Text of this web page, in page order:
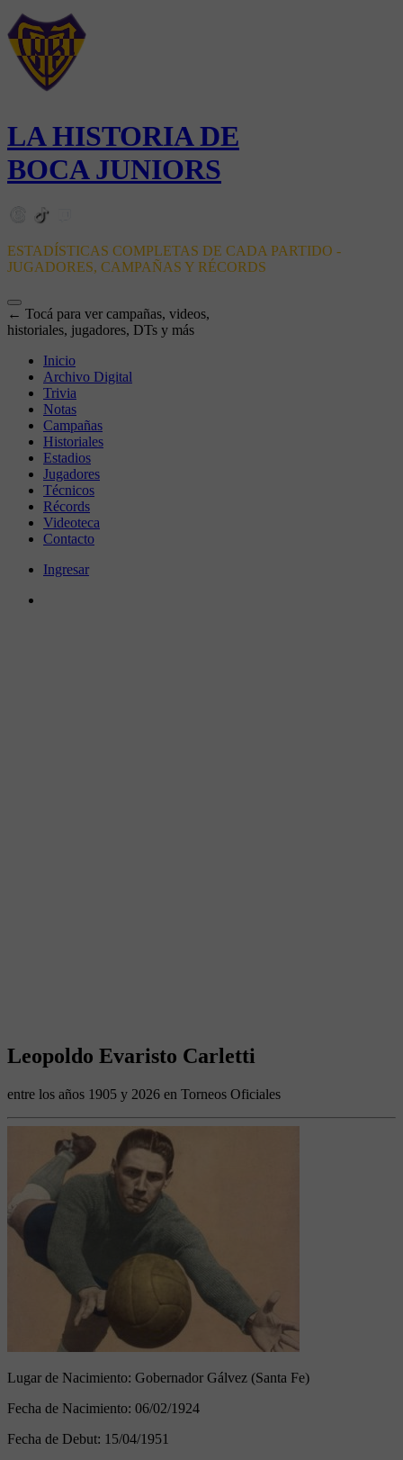
LA HISTORIA DE
BOCA JUNIORS
ESTADÍSTICAS COMPLETAS DE CADA PARTIDO -
JUGADORES, CAMPAÑAS Y RÉCORDS
← Tocá para ver campañas, videos,
historiales, jugadores, DTs y más
Inicio
Archivo Digital
Trivia
Notas
Campañas
Historiales
Estadios
Jugadores
Técnicos
Récords
Videoteca
Contacto
Ingresar
Leopoldo Evaristo Carletti
entre los años 1905 y 2026 en Torneos Oficiales
Lugar de Nacimiento: Gobernador Gálvez (Santa Fe)
Fecha de Nacimiento: 06/02/1924
Fecha de Debut: 15/04/1951